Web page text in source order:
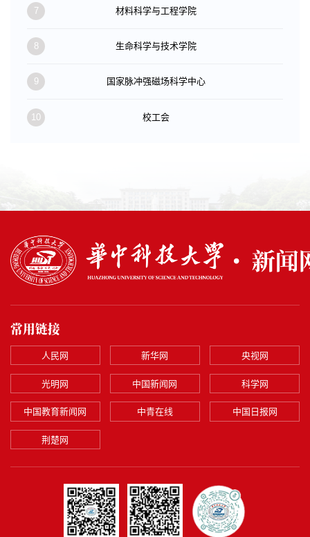
7 材料科学与工程学院
8 生命科学与技术学院
9 国家脉冲强磁场科学中心
10 校工会
常用链接
人民网 新华网 央视网
光明网 中国新闻网 科学网
中国教育新闻网 中青在线 中国日报网
荆楚网